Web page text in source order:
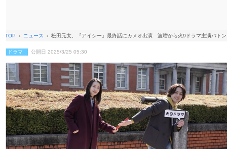
TOP ニュース 松田元太、『アイシー』最終話にカメオ出演 波瑠から火9ドラマ主演バト
ドラマ 公開日 2025/3/25 05:30